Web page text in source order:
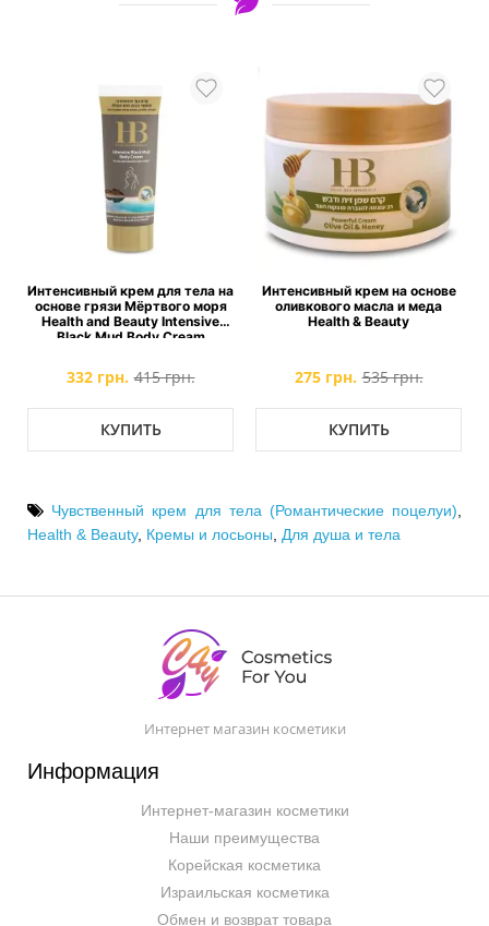
Интенсивный крем для тела на
основе грязи Мёртвого моря
Health and Beauty Intensive
Black Mud Body Cream
332 грн. 415 грн.
КУПИТЬ
Интенсивный крем на основе
оливкового масла и меда
Health & Beauty
275 грн. 535 грн.
КУПИТЬ
Чувственный крем для тела (Романтические поцелуи),
Health & Beauty, Кремы и лосьоны, Для душа и тела
Интернет магазин косметики
Информация
Интернет-магазин косметики
Наши преимущества
Корейская косметика
Израильская косметика
Обмен и возврат товара